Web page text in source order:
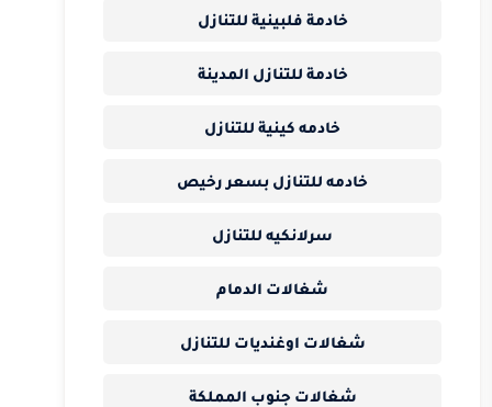
خادمة فلبينية للتنازل
خادمة للتنازل المدينة
خادمه كينية للتنازل
خادمه للتنازل بسعر رخيص
سرلانكيه للتنازل
شغالات الدمام
شغالات اوغنديات للتنازل
شغالات جنوب المملكة